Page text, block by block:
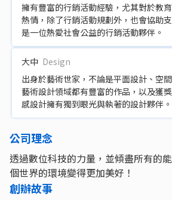
擁有豐富的行銷活動經驗，尤其對於教
熱情，除了行銷活動規劃外，也會協助
是一位熱愛社會公益的行銷活動夥伴。
大中 Design
出身於藝術世家，不論是平面設計、空
藝術設計領域都有豐富的作品，以及獲
感設計擁有獨到眼光與執著的設計夥伴。
公司理念
透過數位科技的力量，並傾盡所有的
個世界的環境變得更加美好！
創辦故事